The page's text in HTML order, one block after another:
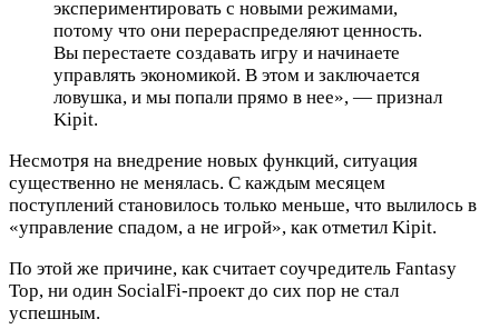
экспериментировать с новыми режимами,
потому что они перераспределяют ценность.
Вы перестаете создавать игру и начинаете
управлять экономикой. В этом и заключается
ловушка, и мы попали прямо в нее», — признал
Kipit.
Несмотря на внедрение новых функций, ситуация
существенно не менялась. С каждым месяцем
поступлений становилось только меньше, что вылилось в
«управление спадом, а не игрой», как отметил Kipit.
По этой же причине, как считает соучредитель Fantasy
Top, ни один SocialFi-проект до сих пор не стал
успешным.